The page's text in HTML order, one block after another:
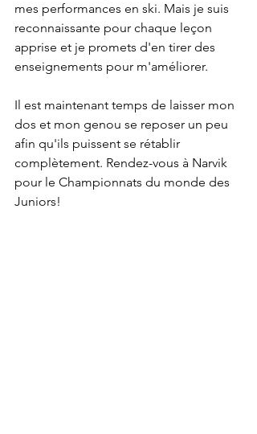
mes performances en ski. Mais je suis
reconnaissante pour chaque leçon
apprise et je promets d'en tirer des
enseignements pour m'améliorer.
Il est maintenant temps de laisser mon
dos et mon genou se reposer un peu
afin qu'ils puissent se rétablir
complètement. Rendez-vous à Narvik
pour le Championnats du monde des
Juniors!